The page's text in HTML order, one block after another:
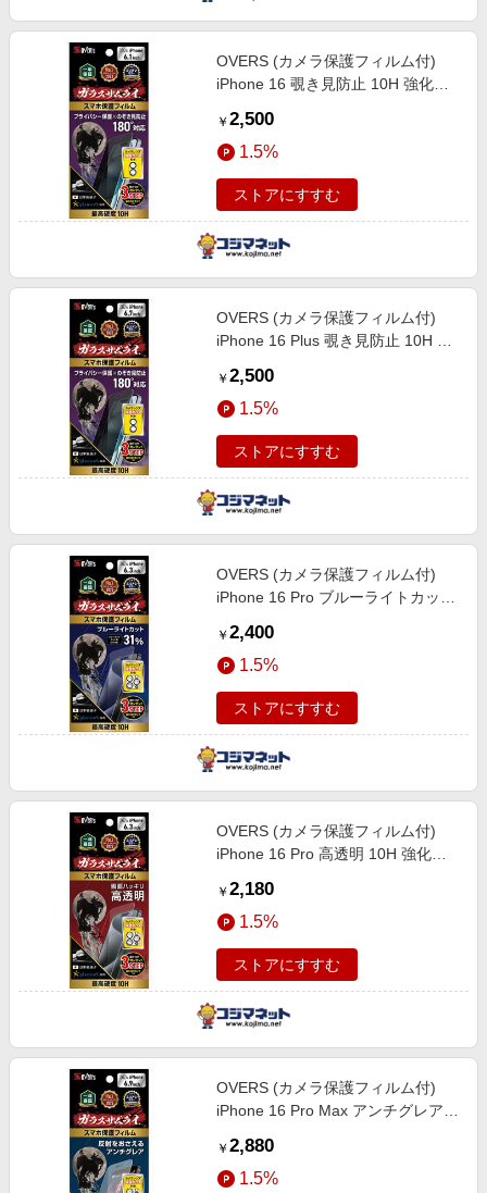
OVERS (カメラ保護フィルム付)
iPhone 16 覗き見防止 10H 強化ガ
ラスザムライ GZIP1601NH1
￥ 2,500
1.5%
ストアにすすむ
OVERS (カメラ保護フィルム付)
iPhone 16 Plus 覗き見防止 10H 強
格 ガラスザムライ GZIP1603NH1
￥ 2,500
1.5%
ストアにすすむ
OVERS (カメラ保護フィルム付)
iPhone 16 Pro ブルーライトカット
MIL規格 ガラスザムライ
GZIP1602BC1
￥ 2,400
1.5%
ストアにすすむ
OVERS (カメラ保護フィルム付)
iPhone 16 Pro 高透明 10H 強化ガ
ラスザムライ GZIP1602KT1
￥ 2,180
1.5%
ストアにすすむ
OVERS (カメラ保護フィルム付)
iPhone 16 Pro Max アンチグレア
MIL規格 ガラスザムライ
GZIP1604AG1
￥ 2,880
1.5%